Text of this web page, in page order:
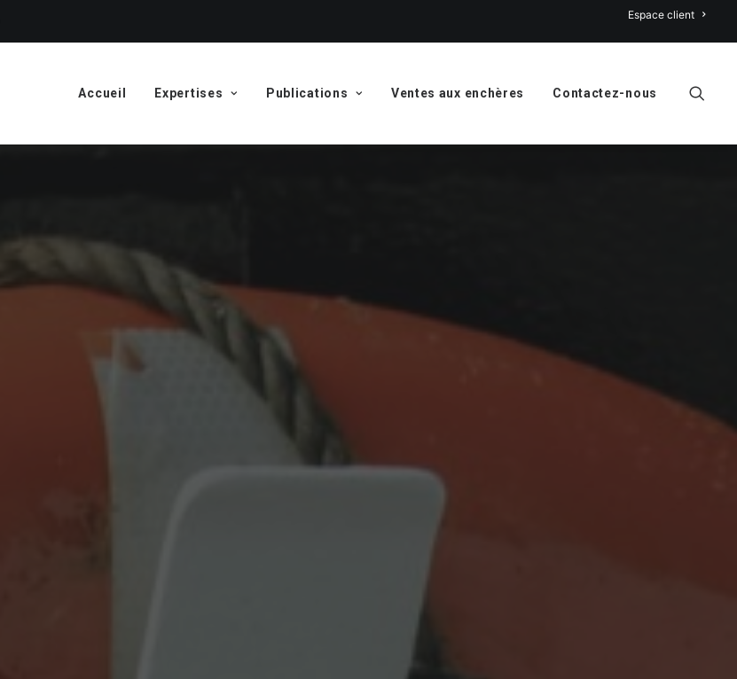
Espace client
Accueil Expertises Publications Ventes aux enchères Contactez-nous